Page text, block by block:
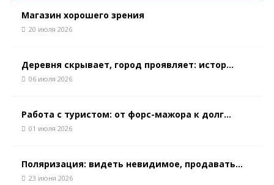
Магазин хорошего зрения
20 июля 2026
Деревня скрывает, город проявляет: истор...
06 июля 2026
Работа с туристом: от форс-мажора к долг...
01 июля 2026
Поляризация: видеть невидимое, продавать...
23 июня 2026